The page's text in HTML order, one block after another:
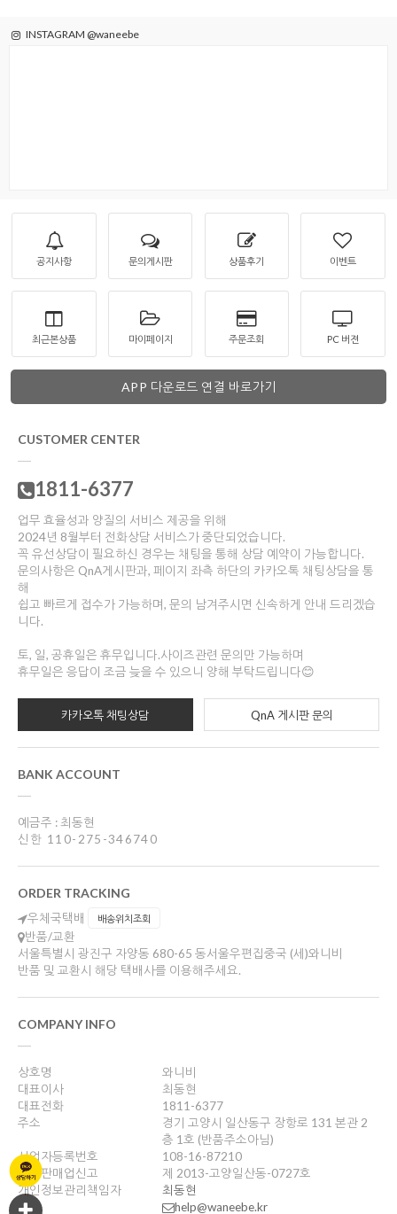
INSTAGRAM @waneebe
공지사항 문의게시판 상품후기 이벤트
최근본상품 마이페이지 주문조회 PC 버젼
APP 다운로드 연결 바로가기
CUSTOMER CENTER
1811-6377
업무 효율성과 양질의 서비스 제공을 위해
2024년 8월부터 전화상담 서비스가 중단되었습니다.
꼭 유선상담이 필요하신 경우는 채팅을 통해 상담 예약이 가능합니다.
문의사항은 QnA게시판과, 페이지 좌측 하단의 카카오톡 채팅상담을 통
해
쉽고 빠르게 접수가 가능하며, 문의 남겨주시면 신속하게 안내 드리겠습
니다.
토, 일, 공휴일은 휴무입니다.사이즈관련 문의만 가능하며
휴무일은 응답이 조금 늦을 수 있으니 양해 부탁드립니다😊
카카오톡 채팅상담 QnA 게시판 문의
BANK ACCOUNT
예금주 : 최동현
신한 110-275-346740
ORDER TRACKING
우체국택배 배송위치조회
반품/교환
서울특별시 광진구 자양동 680-65 동서울우편집중국 (세)와니비
반품 및 교환시 해당 택배사를 이용해주세요.
COMPANY INFO
상호명
와니비
대표이사
최동현
대표전화
1811-6377
주소
경기 고양시 일산동구 장항로 131 본관 2
층 1호 (반품주소아님)
사업자등록번호
108-16-87210
통신판매업신고
제 2013-고양일산동-0727호
개인정보관리책임자
최동현
help@waneebe.kr